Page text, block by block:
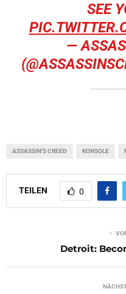
SEE
—
ASSASSIN'S CREED KONSOLE
TEILEN 0
Detroit: